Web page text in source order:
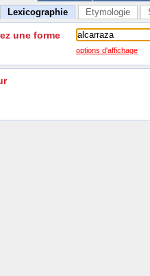
Lexicographie Etymologie
une forme
options d'affichage